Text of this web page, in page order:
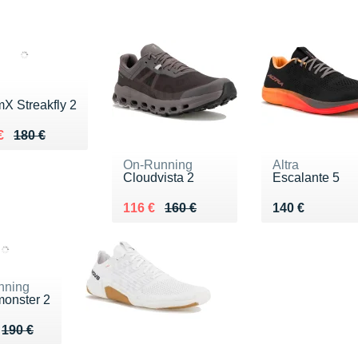
Streakfly 2
180 €
de 180 €
119 €
On-Running
Cloudvista 2
160 €
Au lieu de 160 €
116 €
Vendu 116 €
Altra
Escalante 5
140 €
Vendu 140 €
2
190 €190 €
€